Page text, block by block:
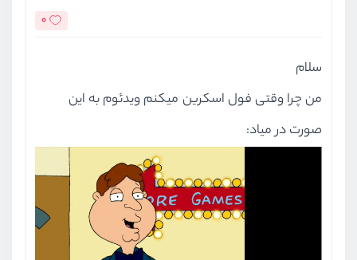
0
سلام
من چرا وقتی فول اسکرین میکنم ویدئوم به این
صورت در میاد: